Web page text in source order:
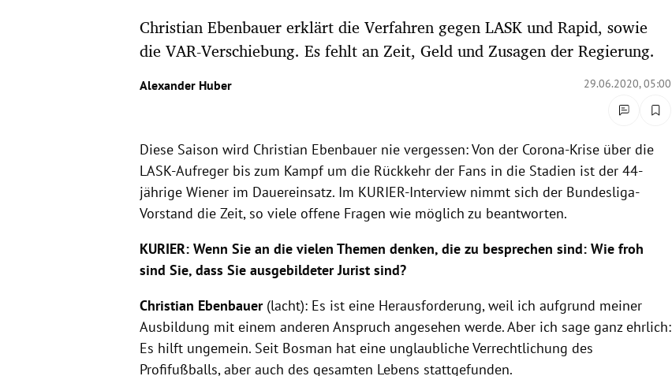
Christian Ebenbauer erklärt die Verfahren gegen LASK und Rapid, sowie
die VAR-Verschiebung. Es fehlt an Zeit, Geld und Zusagen der Regierung.
Alexander Huber 29.06.2020, 05:00
Diese Saison wird Christian Ebenbauer nie vergessen: Von der Corona-Krise über die
LASK-Aufreger bis zum Kampf um die Rückkehr der Fans in die Stadien ist der 44-
jährige Wiener im Dauereinsatz. Im KURIER-Interview nimmt sich der Bundesliga-
Vorstand die Zeit, so viele offene Fragen wie möglich zu beantworten.
KURIER: Wenn Sie an die vielen Themen denken, die zu besprechen sind: Wie froh
sind Sie, dass Sie ausgebildeter Jurist sind?
Christian Ebenbauer(lacht): Es ist eine Herausforderung, weil ich aufgrund meiner
Ausbildung mit einem anderen Anspruch angesehen werde. Aber ich sage ganz ehrlich:
Es hilft ungemein. Seit Bosman hat eine unglaubliche Verrechtlichung des
Profifußballs, aber auch des gesamten Lebens stattgefunden.